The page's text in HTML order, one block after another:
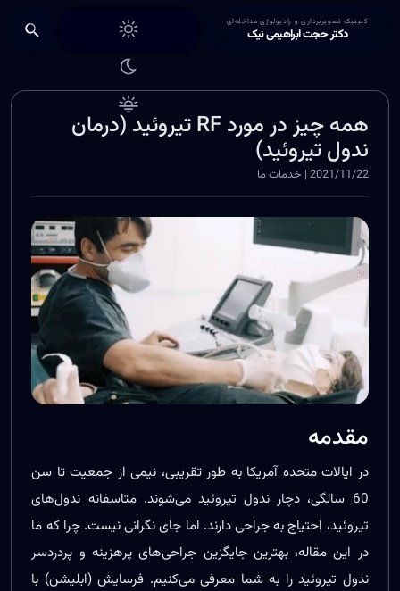
کلینیک تصویربرداری و رادیولوژی مداخله‌ای
دکتر حجت ابراهیمی نیک Choose theme
همه چیز در مورد RF تیروئید (درمان
ندول تیروئید)
2021/11/22 | خدمات ما
مقدمه
در ایالات متحده آمریکا به طور تقریبی، نیمی از جمعیت تا سن
60 سالگی، دچار ندول تیروئید می‌شوند. متاسفانه ندول‌های
تیروئید، احتیاج به جراحی دارند. اما جای نگرانی نیست. چرا که ما
در این مقاله، بهترین جایگزین جراحی‌های پرهزینه و پردردسر
ندول تیروئید را به شما معرفی می‌کنیم. فرسایش (ابلیشن) با